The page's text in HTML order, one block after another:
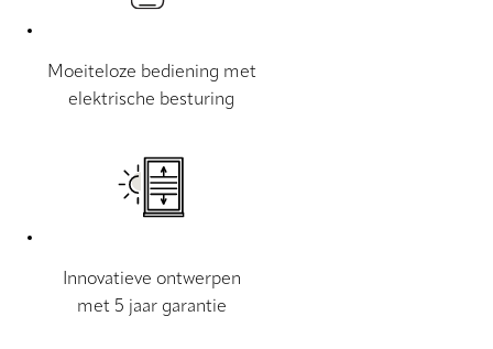
Moeiteloze bediening met
elektrische besturing
Innovatieve ontwerpen
met 5 jaar garantie